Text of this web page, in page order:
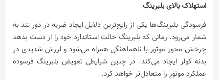
استهلاک بالای بلبرینگ
فرسودگی بلبرینگ‌ها یکی از رایج‌ترین دلایل ایجاد ضربه در دور تند به
شمار می‌رود. زمانی که بلبرینگ حالت استاندارد خود را از دست بدهد
چرخش محور موتور با ناهماهنگی همراه می‌شود و لرزش شدیدی در
بدنه کولر ایجاد می‌کند. در چنین شرایطی تعویض بلبرینگ فرسوده
عملکرد موتور را متعادل‌تر خواهد کرد.